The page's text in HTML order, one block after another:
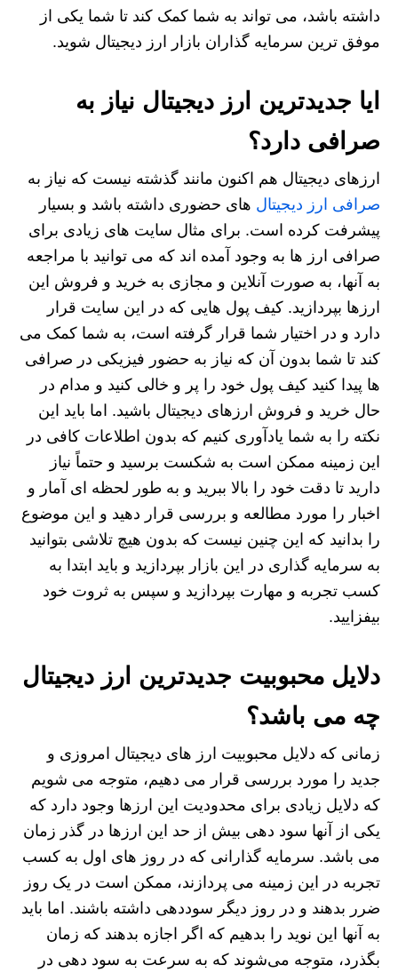
داشته باشد‌، می‌ تواند به شما کمک کند تا شما یکی از
موفق‌ ترین سرمایه‌ گذاران بازار ارز دیجیتال شوید.
ایا جدیدترین ارز دیجیتال نیاز به
صرافی دارد؟
ارزهای دیجیتال هم اکنون مانند گذشته نیست که نیاز به
صرافی ارز دیجیتال های حضوری داشته باشد و بسیار
پیشرفت کرده است. برای مثال سایت های زیادی برای
صرافی ارز ها به وجود آمده اند که می توانید با مراجعه
به آنها، به صورت آنلاین و مجازی به خرید و فروش این
ارزها بپردازید. کیف پول هایی که در این سایت قرار
دارد و در اختیار شما قرار گرفته است، به شما کمک می
کند تا شما بدون آن که نیاز به حضور فیزیکی در صرافی
ها پیدا کنید کیف پول خود را پر و خالی کنید و مدام در
حال خرید و فروش ارزهای دیجیتال باشید. اما باید این
نکته را به شما یادآوری کنیم که بدون اطلاعات کافی در
این زمینه ممکن است به شکست برسید و حتماً نیاز
دارید تا دقت خود را بالا ببرید و به طور لحظه‌ ای آمار و
اخبار را مورد مطالعه و بررسی قرار دهید و این موضوع
را بدانید که این چنین نیست که بدون هیچ تلاشی بتوانید
به سرمایه‌ گذاری در این بازار بپردازید و باید ابتدا به
کسب تجربه و مهارت بپردازید و سپس به ثروت خود
بیفزایید.
دلایل محبوبیت جدیدترین ارز دیجیتال
چه می باشد؟
زمانی که دلایل محبوبیت ارز های دیجیتال امروزی و
جدید را مورد بررسی قرار می دهیم، متوجه می شویم
که دلایل زیادی برای محدودیت این ارزها وجود دارد که
یکی از آنها سود دهی بیش از حد این ارزها در گذر زمان
می باشد. سرمایه‌ گذارانی که در روز های اول به کسب
تجربه در این زمینه می پردازند، ممکن است در یک روز
ضرر بدهند و در روز دیگر سوددهی داشته باشند. اما باید
به آنها این نوید را بدهیم که اگر اجازه بدهند که زمان
بگذرد، متوجه می‌شوند که به سرعت به سود دهی در